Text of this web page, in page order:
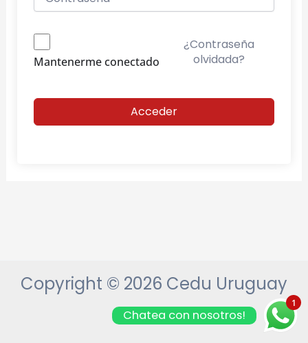
Mantenerme conectado
¿Contraseña
olvidada?
Acceder
Copyright © 2026 Cedu Uruguay
1
Chatea con nosotros!